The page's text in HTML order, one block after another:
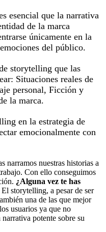
esencial que la narrativa
de la marca
únicamente en la
del público.
storytelling que las
Situaciones reales de
personal, Ficción y
la marca.
en la estrategia de
emocionalmente con
narramos nuestras historias a
Con ello conseguimos
¿Alguna vez te has
El storytelling, a pesar de ser
una de las que mejor
usuarios ya que no
potente sobre su